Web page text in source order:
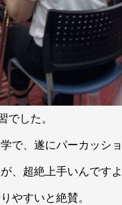
した。
で、遂にパーカッシ
、超絶上手いんです
やすいと絶賛。